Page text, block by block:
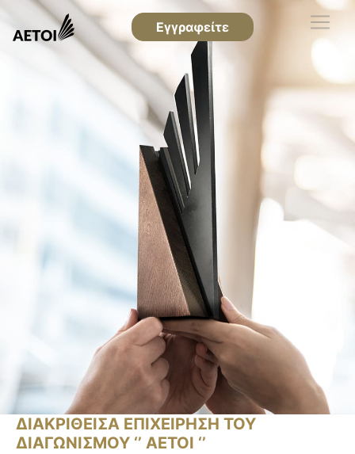
Εγγραφείτε
ΔΙΑΚΡΙΘΕΙΣΑ ΕΠΙΧΕΙΡΗΣΗ ΤΟΥ
ΔΙΑΓΩΝΙΣΜΟΥ ‘’ ΑΕΤΟΙ ‘’